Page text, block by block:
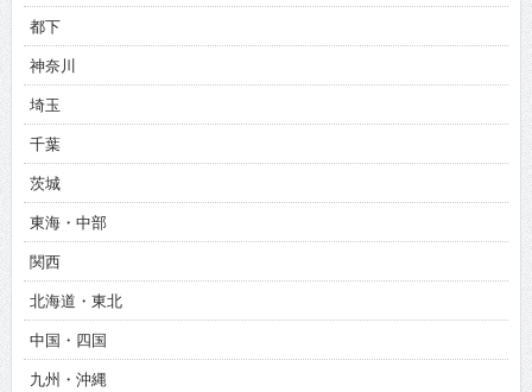
都下
神奈川
埼玉
千葉
茨城
東海・中部
関西
北海道・東北
中国・四国
九州・沖縄